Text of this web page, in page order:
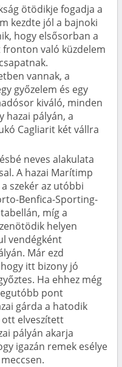
ötödikje fogadja a
kezdte jól a bajnoki
hogy elsősorban a
fronton való küzdelem
vannak, a
győzelem és egy
kiváló, minden
hazai pályán, a
Cagliarit két vállra
neves alakulata
A hazai Marítimp
szekér az utóbbi
Benfica-Sporting-
míg a
helyen
vendégként
Már ezd
itt bizony jó
Ha ehhez még
pont
gárda a hatodik
elveszített
pályán akarja
igazán remek esélye